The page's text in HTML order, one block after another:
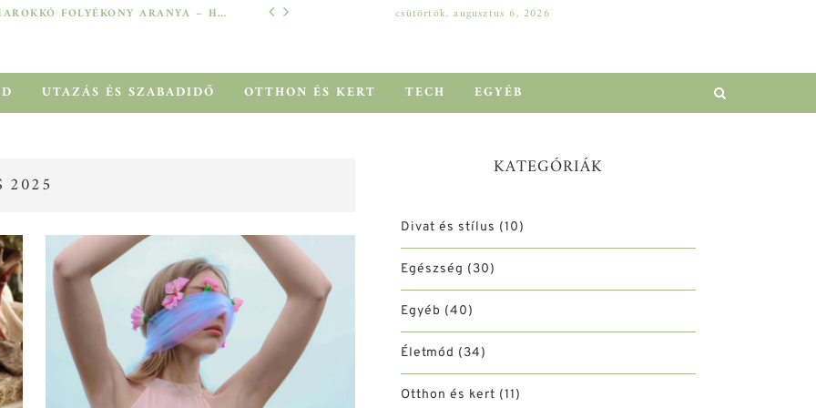
MAROKKÓ FOLYÉKONY ARANYA – HOGYAN SEGÍT AZ ARGÁNOLAJ A SZÁRAZ, MEGVISELT TINCSEKEN? csütörtök, augusztus 6, 2026
UTAZÁS ÉS SZABADIDŐ OTTHON ÉS KERT TECH EGYÉB
2025
KATEGÓRIÁK
Divat és stílus (10)
Egészség (30)
Egyéb (40)
Életmód (34)
Otthon és kert (11)